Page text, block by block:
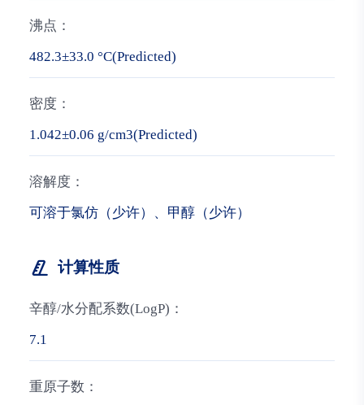
沸点：
482.3±33.0 °C(Predicted)
密度：
1.042±0.06 g/cm3(Predicted)
溶解度：
可溶于氯仿（少许）、甲醇（少许）
计算性质
辛醇/水分配系数(LogP)：
7.1
重原子数：